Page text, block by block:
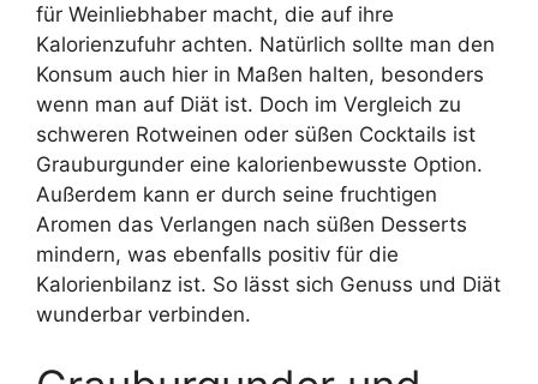
für Weinliebhaber macht, die auf ihre
Kalorienzufuhr achten. Natürlich sollte man den
Konsum auch hier in Maßen halten, besonders
wenn man auf Diät ist. Doch im Vergleich zu
schweren Rotweinen oder süßen Cocktails ist
Grauburgunder eine kalorienbewusste Option.
Außerdem kann er durch seine fruchtigen
Aromen das Verlangen nach süßen Desserts
mindern, was ebenfalls positiv für die
Kalorienbilanz ist. So lässt sich Genuss und Diät
wunderbar verbinden.